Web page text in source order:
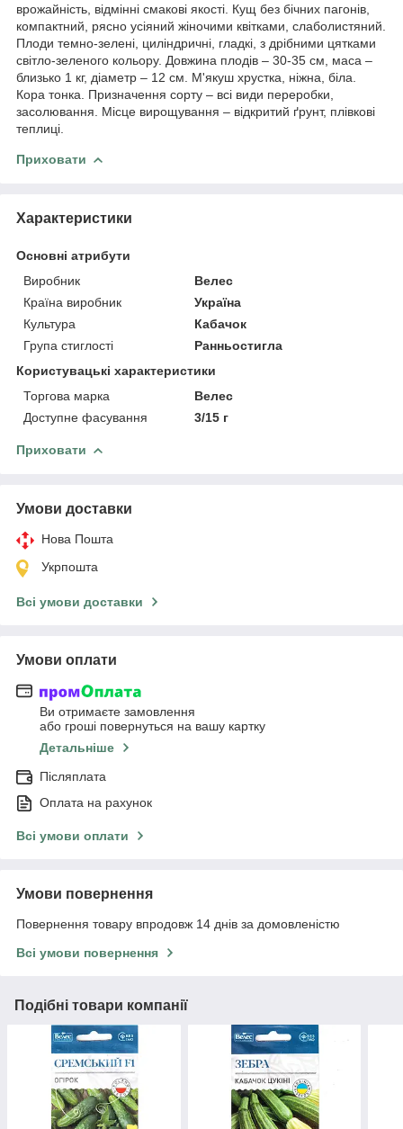
врожайність, відмінні смакові якості. Кущ без бічних пагонів,
компактний, рясно усіяний жіночими квітками, слаболистяний.
Плоди темно-зелені, циліндричні, гладкі, з дрібними цятками
світло-зеленого кольору. Довжина плодів – 30-35 см, маса –
близько 1 кг, діаметр – 12 см. М'якуш хрустка, ніжна, біла.
Кора тонка. Призначення сорту – всі види переробки,
засолювання. Місце вирощування – відкритий ґрунт, плівкові
теплиці.
Приховати
Характеристики
Основні атрибути
Виробник
Велес
Країна виробник
Україна
Культура
Кабачок
Група стиглості
Ранньостигла
Користувацькi характеристики
Торгова марка
Велес
Доступне фасування
3/15 г
Приховати
Умови доставки
Нова Пошта
Укрпошта
Всі умови доставки
Умови оплати
Ви отримаєте замовлення
або гроші повернуться на вашу картку
Детальніше
Післяплата
Оплата на рахунок
Всі умови оплати
Умови повернення
Повернення товару впродовж 14 днів за домовленістю
Всі умови повернення
Подібні товари компанії